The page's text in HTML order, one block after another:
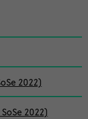
2022)
2022)